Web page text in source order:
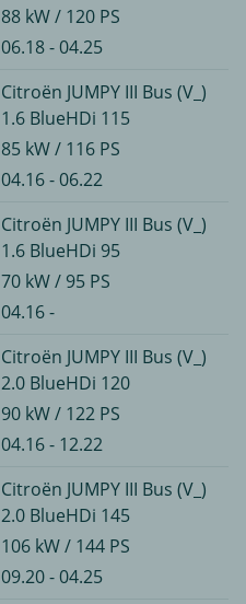
88 kW / 120 PS
06.18 - 04.25
Citroën JUMPY III Bus (V_)
1.6 BlueHDi 115
85 kW / 116 PS
04.16 - 06.22
Citroën JUMPY III Bus (V_)
1.6 BlueHDi 95
70 kW / 95 PS
04.16 -
Citroën JUMPY III Bus (V_)
2.0 BlueHDi 120
90 kW / 122 PS
04.16 - 12.22
Citroën JUMPY III Bus (V_)
2.0 BlueHDi 145
106 kW / 144 PS
09.20 - 04.25